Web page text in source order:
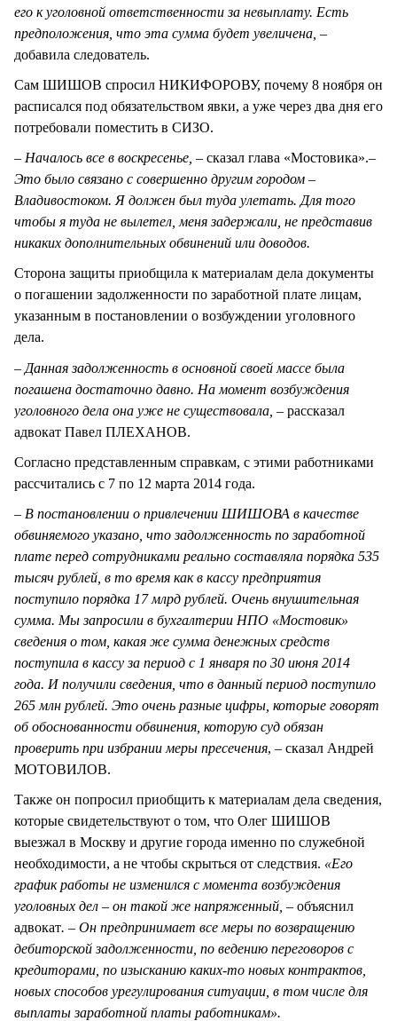
его к уголовной ответственности за невыплату. Есть
предположения, что эта сумма будет увеличена, –
добавила следователь.
Сам ШИШОВ спросил НИКИФОРОВУ, почему 8 ноября он
расписался под обязательством явки, а уже через два дня его
потребовали поместить в СИЗО.
– Началось все в воскресенье, – сказал глава «Мостовика».–
Это было связано с совершенно другим городом –
Владивостоком. Я должен был туда улетать. Для того
чтобы я туда не вылетел, меня задержали, не представив
никаких дополнительных обвинений или доводов.
Сторона защиты приобщила к материалам дела документы
о погашении задолженности по заработной плате лицам,
указанным в постановлении о возбуждении уголовного
дела.
– Данная задолженность в основной своей массе была
погашена достаточно давно. На момент возбуждения
уголовного дела она уже не существовала, – рассказал
адвокат Павел ПЛЕХАНОВ.
Согласно представленным справкам, с этими работниками
рассчитались с 7 по 12 марта 2014 года.
– В постановлении о привлечении ШИШОВА в качестве
обвиняемого указано, что задолженность по заработной
плате перед сотрудниками реально составляла порядка 535
тысяч рублей, в то время как в кассу предприятия
поступило порядка 17 млрд рублей. Очень внушительная
сумма. Мы запросили в бухгалтерии НПО «Мостовик»
сведения о том, какая же сумма денежных средств
поступила в кассу за период с 1 января по 30 июня 2014
года. И получили сведения, что в данный период поступило
265 млн рублей. Это очень разные цифры, которые говорят
об обоснованности обвинения, которую суд обязан
проверить при избрании меры пресечения, – сказал Андрей
МОТОВИЛОВ.
Также он попросил приобщить к материалам дела сведения,
которые свидетельствуют о том, что Олег ШИШОВ
выезжал в Москву и другие города именно по служебной
необходимости, а не чтобы скрыться от следствия. «Его
график работы не изменился с момента возбуждения
уголовных дел – он такой же напряженный, – объяснил
адвокат. – Он предпринимает все меры по возвращению
дебиторской задолженности, по ведению переговоров с
кредиторами, по изысканию каких-то новых контрактов,
новых способов урегулирования ситуации, в том числе для
выплаты заработной платы работникам».